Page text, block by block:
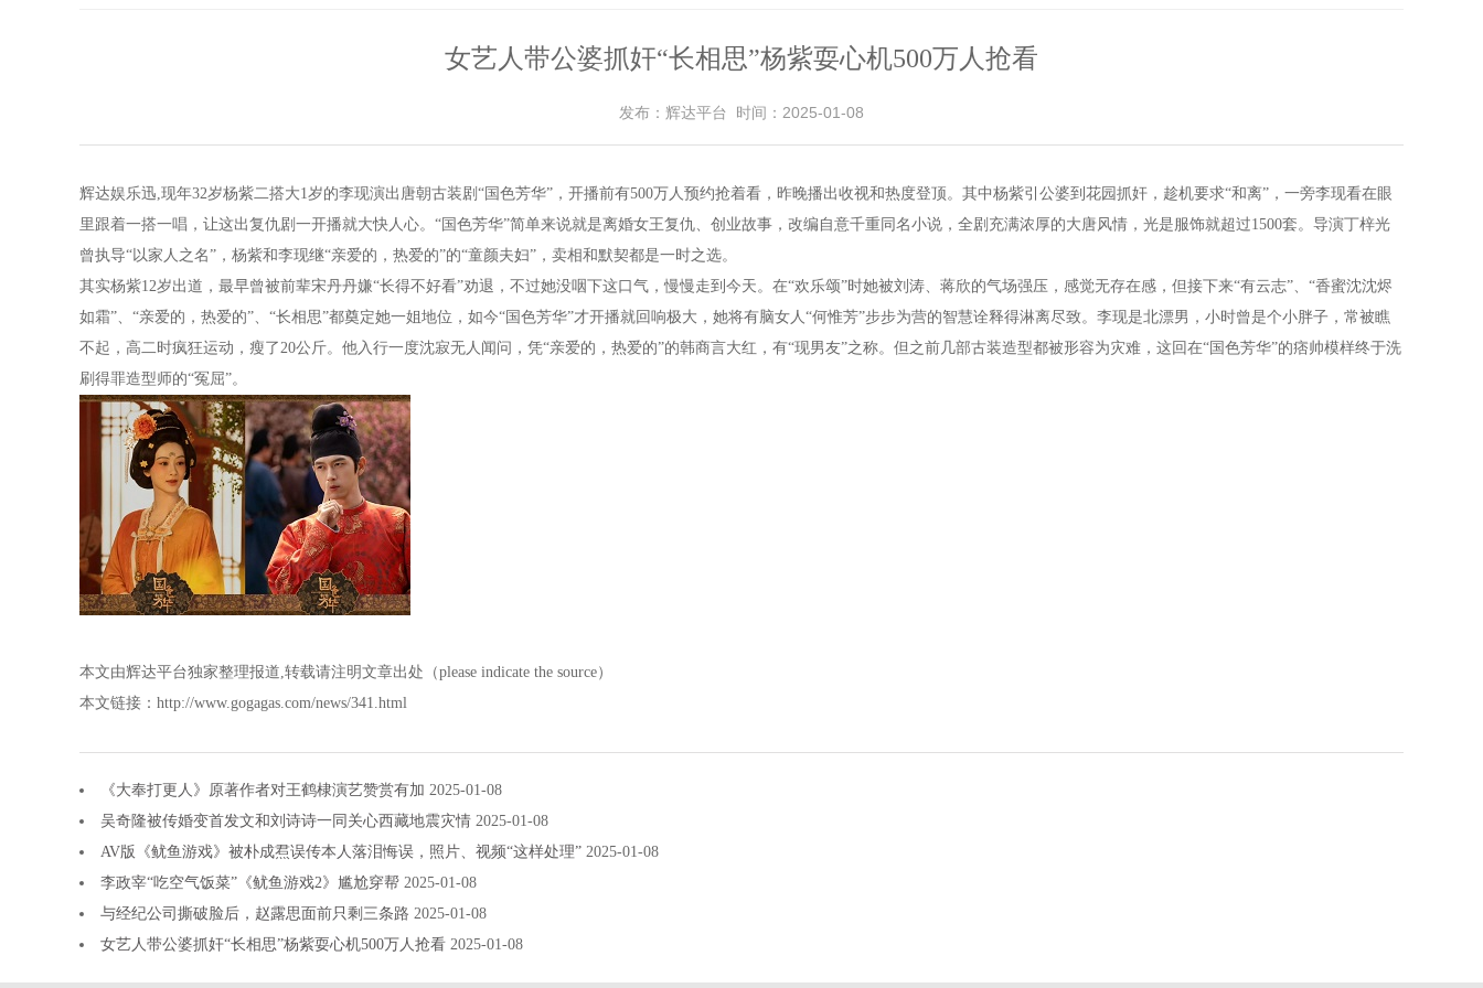
女艺人带公婆抓奸“长相思”杨紫耍心机500万人抢看
发布：辉达平台 时间：2025-01-08
辉达娱乐迅,现年32岁杨紫二搭大1岁的李现演出唐朝古装剧“国色芳华”，开播前有500万人预约抢着看，昨晚播出收视和热度登顶。其中杨紫引公婆到花园抓奸，趁机要求“和离”，一旁李现看在眼
里跟着一搭一唱，让这出复仇剧一开播就大快人心。“国色芳华”简单来说就是离婚女王复仇、创业故事，改编自意千重同名小说，全剧充满浓厚的大唐风情，光是服饰就超过1500套。导演丁梓光
曾执导“以家人之名”，杨紫和李现继“亲爱的，热爱的”的“童颜夫妇”，卖相和默契都是一时之选。
其实杨紫12岁出道，最早曾被前辈宋丹丹嫌“长得不好看”劝退，不过她没咽下这口气，慢慢走到今天。在“欢乐颂”时她被刘涛、蒋欣的气场强压，感觉无存在感，但接下来“有云志”、“香蜜沈沈烬
如霜”、“亲爱的，热爱的”、“长相思”都奠定她一姐地位，如今“国色芳华”才开播就回响极大，她将有脑女人“何惟芳”步步为营的智慧诠释得淋离尽致。李现是北漂男，小时曾是个小胖子，常被瞧
不起，高二时疯狂运动，瘦了20公斤。他入行一度沈寂无人闻问，凭“亲爱的，热爱的”的韩商言大红，有“现男友”之称。但之前几部古装造型都被形容为灾难，这回在“国色芳华”的痞帅模样终于洗
刷得罪造型师的“冤屈”。
本文由辉达平台独家整理报道,转载请注明文章出处（please indicate the source）
本文链接：http://www.gogagas.com/news/341.html
《大奉打更人》原著作者对王鹤棣演艺赞赏有加 2025-01-08
吴奇隆被传婚变首发文和刘诗诗一同关心西藏地震灾情 2025-01-08
AV版《鱿鱼游戏》被朴成焄误传本人落泪悔误，照片、视频“这样处理” 2025-01-08
李政宰“吃空气饭菜”《鱿鱼游戏2》尴尬穿帮 2025-01-08
与经纪公司撕破脸后，赵露思面前只剩三条路 2025-01-08
女艺人带公婆抓奸“长相思”杨紫耍心机500万人抢看 2025-01-08